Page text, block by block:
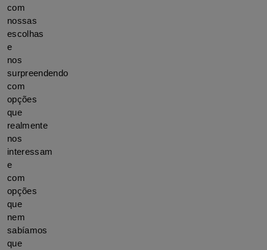
com
nossas
escolhas
e
nos
surpreendendo
com
opções
que
realmente
nos
interessam
e
com
opções
que
nem
sabíamos
que